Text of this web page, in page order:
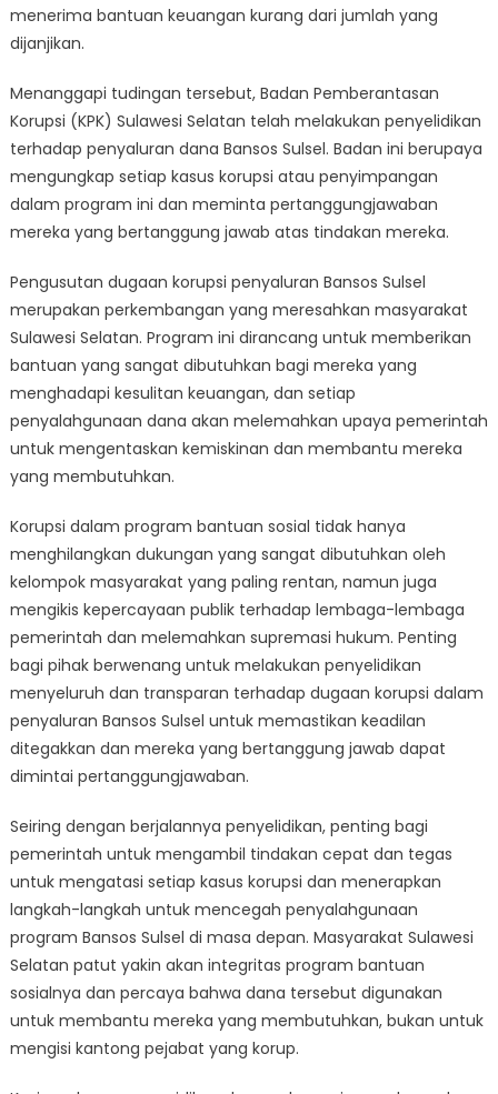
menerima bantuan keuangan kurang dari jumlah yang
dijanjikan.
Menanggapi tudingan tersebut, Badan Pemberantasan
Korupsi (KPK) Sulawesi Selatan telah melakukan penyelidikan
terhadap penyaluran dana Bansos Sulsel. Badan ini berupaya
mengungkap setiap kasus korupsi atau penyimpangan
dalam program ini dan meminta pertanggungjawaban
mereka yang bertanggung jawab atas tindakan mereka.
Pengusutan dugaan korupsi penyaluran Bansos Sulsel
merupakan perkembangan yang meresahkan masyarakat
Sulawesi Selatan. Program ini dirancang untuk memberikan
bantuan yang sangat dibutuhkan bagi mereka yang
menghadapi kesulitan keuangan, dan setiap
penyalahgunaan dana akan melemahkan upaya pemerintah
untuk mengentaskan kemiskinan dan membantu mereka
yang membutuhkan.
Korupsi dalam program bantuan sosial tidak hanya
menghilangkan dukungan yang sangat dibutuhkan oleh
kelompok masyarakat yang paling rentan, namun juga
mengikis kepercayaan publik terhadap lembaga-lembaga
pemerintah dan melemahkan supremasi hukum. Penting
bagi pihak berwenang untuk melakukan penyelidikan
menyeluruh dan transparan terhadap dugaan korupsi dalam
penyaluran Bansos Sulsel untuk memastikan keadilan
ditegakkan dan mereka yang bertanggung jawab dapat
dimintai pertanggungjawaban.
Seiring dengan berjalannya penyelidikan, penting bagi
pemerintah untuk mengambil tindakan cepat dan tegas
untuk mengatasi setiap kasus korupsi dan menerapkan
langkah-langkah untuk mencegah penyalahgunaan
program Bansos Sulsel di masa depan. Masyarakat Sulawesi
Selatan patut yakin akan integritas program bantuan
sosialnya dan percaya bahwa dana tersebut digunakan
untuk membantu mereka yang membutuhkan, bukan untuk
mengisi kantong pejabat yang korup.